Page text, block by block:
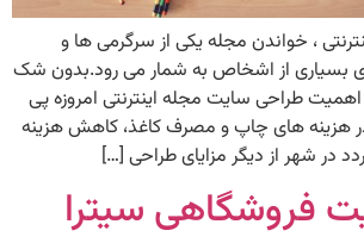
، خواندن مجله یکی از سرگرمی ها و
بسیاری از اشخاص به شمار می رود.بدون شک
طراحی سایت مجله اینترنتی امروزه پی
هزینه های چاپ و مصرف کاغذ، کاهش هزینه
در شهر از دیگر مزایای طراحی […]
فروشگاهی سیترا